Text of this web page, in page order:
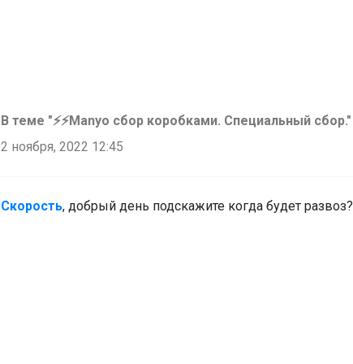
В теме "⚡⚡Manyo сбор коробками. Специальный сбор."
2 ноября, 2022 12:45
Скорость, добрый день подскажите когда будет развоз?